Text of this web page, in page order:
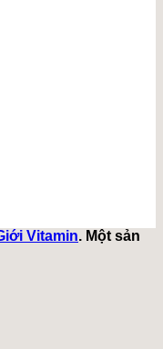
Vitamin. Một sản